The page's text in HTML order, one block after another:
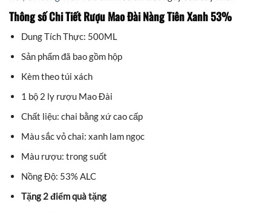
Thông số Chi Tiết Rượu Mao Đài Nàng Tiên Xanh 53%
Dung Tích Thực: 500ML
Sản phẩm đã bao gồm hộp
Kèm theo túi xách
1 bộ 2 ly rượu Mao Đài
Chất liệu: chai bằng xứ cao cấp
Màu sắc vỏ chai: xanh lam ngọc
Màu rượu: trong suốt
Nồng Độ: 53% ALC
Tặng 2 điểm quà tặng